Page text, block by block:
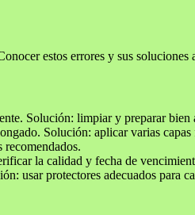
estos errores y sus
Solución: limpiar y preparar bien
Solución: aplicar varias capas
recomendados.
la calidad y fecha de
usar protectores adecuados para